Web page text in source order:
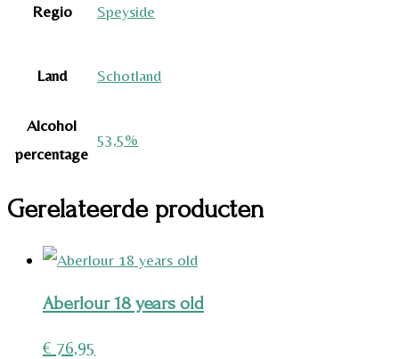
Regio Speyside
Land Schotland
Alcohol
percentage
53,5%
Gerelateerde producten
Aberlour 18 years old
€ 76,95